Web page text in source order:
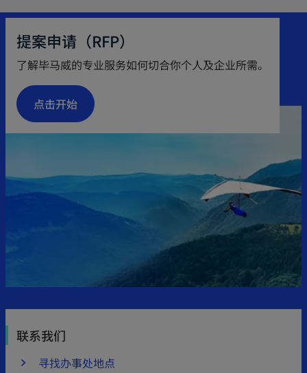
提案申请（RFP）
了解毕马威的专业服务如何切合你个人及企业所需。
点击开始
联系我们
寻找办事处地点